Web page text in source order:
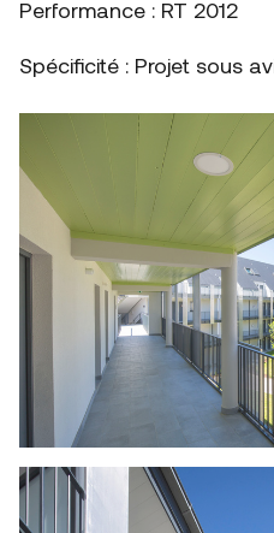
Performance : RT 2012
Spécificité : Projet sous